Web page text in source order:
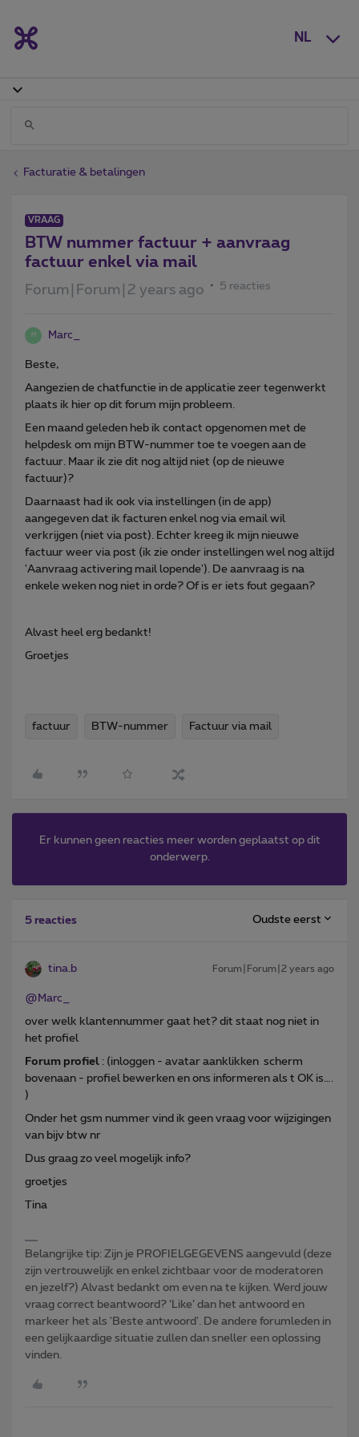
NL
Facturatie & betalingen
VRAAG
BTW nummer factuur + aanvraag
factuur enkel via mail
Forum|Forum|2 years ago 5 reacties
M Marc_
Beste,
Aangezien de chatfunctie in de applicatie zeer tegenwerkt
plaats ik hier op dit forum mijn probleem.
Een maand geleden heb ik contact opgenomen met de
helpdesk om mijn BTW-nummer toe te voegen aan de
factuur. Maar ik zie dit nog altijd niet (op de nieuwe
factuur)?
Daarnaast had ik ook via instellingen (in de app)
aangegeven dat ik facturen enkel nog via email wil
verkrijgen (niet via post). Echter kreeg ik mijn nieuwe
factuur weer via post (ik zie onder instellingen wel nog altijd
'Aanvraag activering mail lopende'). De aanvraag is na
enkele weken nog niet in orde? Of is er iets fout gegaan?
Alvast heel erg bedankt!
Groetjes
factuur BTW-nummer Factuur via mail
Er kunnen geen reacties meer worden geplaatst op dit
onderwerp.
5 reacties Oudste eerst
tina.b Forum|Forum|2 years ago
@Marc_
over welk klantennummer gaat het? dit staat nog niet in
het profiel
Forum profiel : (inloggen - avatar aanklikken scherm
bovenaan - profiel bewerken en ons informeren als t OK is….
)
Onder het gsm nummer vind ik geen vraag voor wijzigingen
van bijv btw nr
Dus graag zo veel mogelijk info?
groetjes
Tina
Belangrijke tip: Zijn je PROFIELGEGEVENS aangevuld (deze
zijn vertrouwelijk en enkel zichtbaar voor de moderatoren
en jezelf?) Alvast bedankt om even na te kijken. Werd jouw
vraag correct beantwoord? ‘Like’ dan het antwoord en
markeer het als 'Beste antwoord'. De andere forumleden in
een gelijkaardige situatie zullen dan sneller een oplossing
vinden.